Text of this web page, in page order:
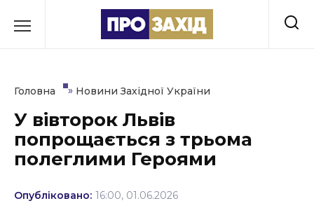
до
Культура
Освіта
Події
Головна » Новини Західної України
У вівторок Львів
попрощається з трьома
полеглими Героями
Опубліковано: 16:00, 01.06.2026